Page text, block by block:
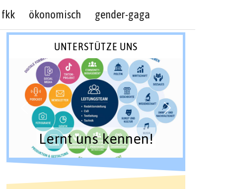
fkk ökonomisch gender-gaga
UNTERSTÜTZE UNS
Lernt uns kennen!